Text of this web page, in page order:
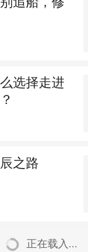
选择走进
之路
正在载入...